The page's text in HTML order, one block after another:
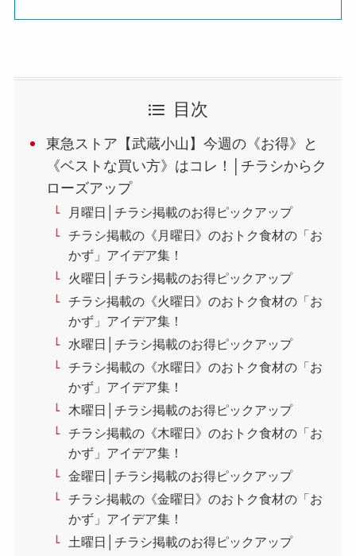
目次
東急ストア【武蔵小山】今週の《お得》と
《ベストな買い方》はコレ！│チラシからク
ローズアップ
月曜日│チラシ掲載のお得ピックアップ
チラシ掲載の《月曜日》のおトク食材の「お
かず」アイデア集！
火曜日│チラシ掲載のお得ピックアップ
チラシ掲載の《火曜日》のおトク食材の「お
かず」アイデア集！
水曜日│チラシ掲載のお得ピックアップ
チラシ掲載の《水曜日》のおトク食材の「お
かず」アイデア集！
木曜日│チラシ掲載のお得ピックアップ
チラシ掲載の《木曜日》のおトク食材の「お
かず」アイデア集！
金曜日│チラシ掲載のお得ピックアップ
チラシ掲載の《金曜日》のおトク食材の「お
かず」アイデア集！
土曜日│チラシ掲載のお得ピックアップ